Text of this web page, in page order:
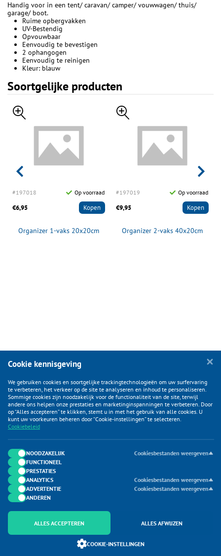
Handig voor in een tent/ caravan/ camper/ vouwwagen/ thuis/
garage/ boot.
Ruime opbergvakken
UV-Bestendig
Opvouwbaar
Eenvoudig te bevestigen
2 ophangogen
Eenvoudig te reinigen
Kleur: blauw
Soortgelijke producten
#197018 Op voorraad
€6,95 Kopen
Organizer 1-vaks 20x20cm
#197019 Op voorraad
€9,95 Kopen
Organizer 2-vaks 40x20cm
KLANTENSERVICE
CATEGORIEËN
DUIJVELAAR E-COMMERCE
CONTACTEN
Onderdeel van Duijvelaar E-commerce
Cookie kennisgeving
We gebruiken cookies en soortgelijke trackingtechnologieën om uw surfervaring
te verbeteren, het verkeer op de site te analyseren en inhoud te personaliseren.
Sommige cookies zijn noodzakelijk voor de functionaliteit van de site, terwijl
andere ons helpen onze prestaties en marketinginspanningen te verbeteren. Door
op “Alles accepteren” te klikken, stemt u in met het gebruik van alle cookies. U
kunt uw voorkeuren beheren door “Cookie-instellingen” te selecteren.
Cookiebeleid
NOODZAKELIJK
Cookiesbestanden weergeven
FUNCTIONEEL
PRESTATIES
ANALYTICS
Cookiesbestanden weergeven
ADVERTENTIE
Cookiesbestanden weergeven
ANDEREN
ALLES ACCEPTEREN ALLES AFWIJZEN
COOKIE-INSTELLINGEN